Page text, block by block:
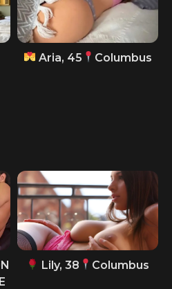
Aria, 45 Columbus
Lily, 38 Columbus